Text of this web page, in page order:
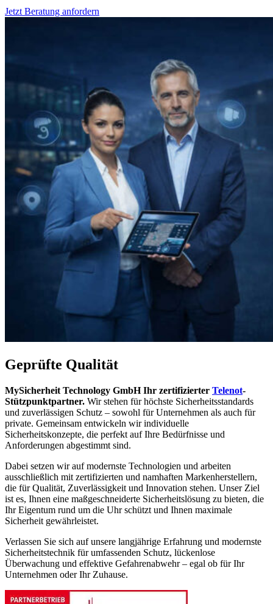
Jetzt Beratung anfordern
Geprüfte Qualität
MySicherheit Technology GmbH Ihr zertifizierter Telenot-
Stützpunktpartner. Wir stehen für höchste Sicherheitsstandards
und zuverlässigen Schutz – sowohl für Unternehmen als auch für
private. Gemeinsam entwickeln wir individuelle
Sicherheitskonzepte, die perfekt auf Ihre Bedürfnisse und
Anforderungen abgestimmt sind.
Dabei setzen wir auf modernste Technologien und arbeiten
ausschließlich mit zertifizierten und namhaften Markenherstellern,
die für Qualität, Zuverlässigkeit und Innovation stehen. Unser Ziel
ist es, Ihnen eine maßgeschneiderte Sicherheitslösung zu bieten, die
Ihr Eigentum rund um die Uhr schützt und Ihnen maximale
Sicherheit gewährleistet.
Verlassen Sie sich auf unsere langjährige Erfahrung und modernste
Sicherheitstechnik für umfassenden Schutz, lückenlose
Überwachung und effektive Gefahrenabwehr – egal ob für Ihr
Unternehmen oder Ihr Zuhause.